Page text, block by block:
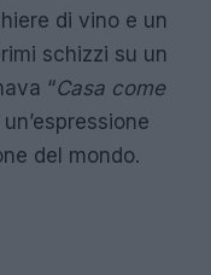
di vino e un
schizzi su un
“Casa come
del mondo.